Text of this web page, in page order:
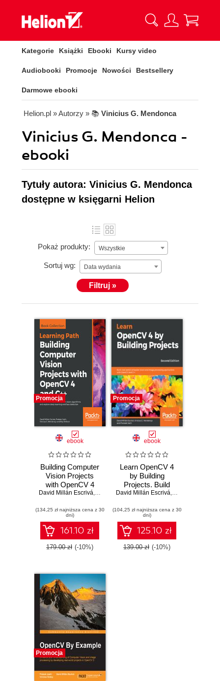
Kategorie Książki Ebooki Kursy video
Audiobooki Promocje Nowości Bestsellery
Darmowe ebooki
Helion.pl » Autorzy » 📚 Vinicius G. Mendonca
Vinicius G. Mendonca -
ebooki
Tytuły autora: Vinicius G. Mendonca
dostępne w księgarni Helion
Pokaż produkty: Wszystkie
Sortuj wg: Data wydania
Filtruj »
Promocja
ebook
Building Computer
Vision Projects
with OpenCV 4
and C++.
complex computer
vision algorithms
and explore deep
learning and face
detection
David Millán Escrivá, Prateek Joshi ,Vinícius G. Mendonça
(134,25 zł najniższa cena z 30
dni)
161.10 zł
179.00 zł (-10%)
Promocja
ebook
Learn OpenCV 4
by Building
Projects. Build
real-world
and image
processing
applications with
OpenCV and C++
- Second Edition
David Millán Escrivá, Vinícius G.
(104,25 zł najniższa cena z 30
dni)
125.10 zł
139.00 zł (-10%)
Promocja